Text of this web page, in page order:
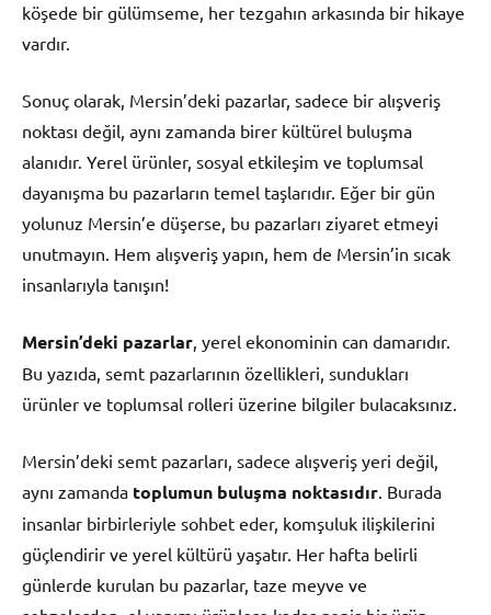
köşede bir gülümseme, her tezgahın arkasında bir hikaye
vardır.
Sonuç olarak, Mersin’deki pazarlar, sadece bir alışveriş
noktası değil, aynı zamanda birer kültürel buluşma
alanıdır. Yerel ürünler, sosyal etkileşim ve toplumsal
dayanışma bu pazarların temel taşlarıdır. Eğer bir gün
yolunuz Mersin’e düşerse, bu pazarları ziyaret etmeyi
unutmayın. Hem alışveriş yapın, hem de Mersin’in sıcak
insanlarıyla tanışın!
Mersin’deki pazarlar, yerel ekonominin can damarıdır.
Bu yazıda, semt pazarlarının özellikleri, sundukları
ürünler ve toplumsal rolleri üzerine bilgiler bulacaksınız.
Mersin’deki semt pazarları, sadece alışveriş yeri değil,
aynı zamanda toplumun buluşma noktasıdır. Burada
insanlar birbirleriyle sohbet eder, komşuluk ilişkilerini
güçlendirir ve yerel kültürü yaşatır. Her hafta belirli
günlerde kurulan bu pazarlar, taze meyve ve